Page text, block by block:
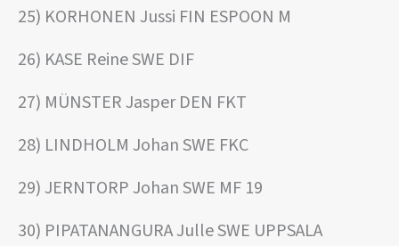
25) KORHONEN Jussi FIN ESPOON M
26) KASE Reine SWE DIF
27) MÜNSTER Jasper DEN FKT
28) LINDHOLM Johan SWE FKC
29) JERNTORP Johan SWE MF 19
30) PIPATANANGURA Julle SWE UPPSALA